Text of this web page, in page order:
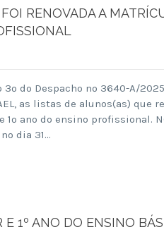
RENOVADA A
do Despacho nº 3640-A/
as listas de alunos(as) que
ano do ensino profissional.
dia 31…
1º ANO DO ENSINO